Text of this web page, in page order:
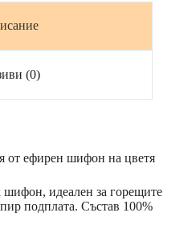
(0)
от ефирен шифон на цветя
идеален за горещите
подплата. Състав 100%